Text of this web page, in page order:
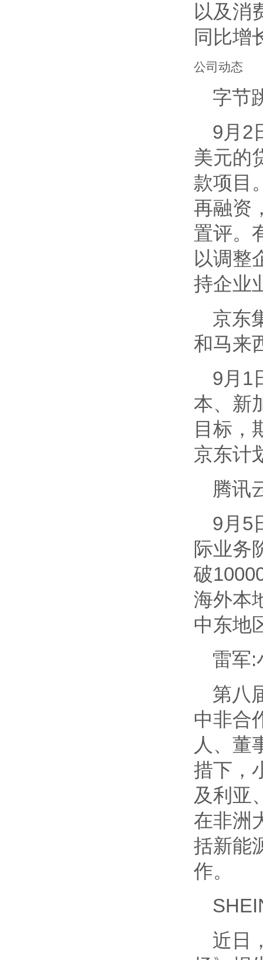
以及消
同比增
公司动态
字节
9月2
美元的
款项目
再融资
置评。
以调整
持企业
京东
和马来
9月1
本、新
目标，
京东计
腾讯
9月5
际业务
破
海外本
中东地
雷军:
第八
中非合
人、董
措下，
及利亚
在非洲
括新能
作。
近日